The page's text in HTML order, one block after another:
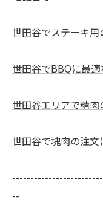
世田谷でステーキ
世田谷でBBQに最
世田谷エリアで精
世田谷で塊肉の注文
--